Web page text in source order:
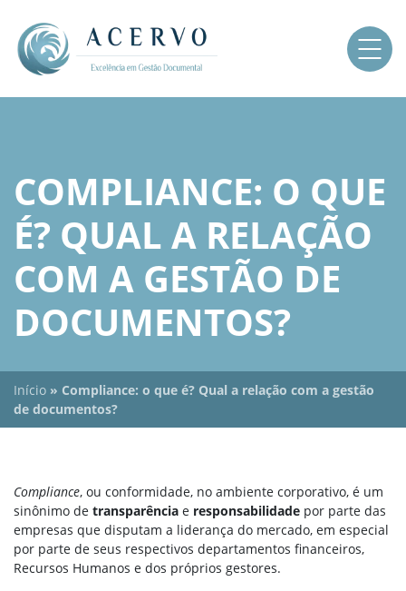
COMPLIANCE: O QUE
É? QUAL A RELAÇÃO
COM A GESTÃO DE
DOCUMENTOS?
Início » Compliance: o que é? Qual a relação com a gestão
de documentos?
Compliance, ou conformidade, no ambiente corporativo, é um
sinônimo de transparência e responsabilidade por parte das
empresas que disputam a liderança do mercado, em especial
por parte de seus respectivos departamentos financeiros,
Recursos Humanos e dos próprios gestores.